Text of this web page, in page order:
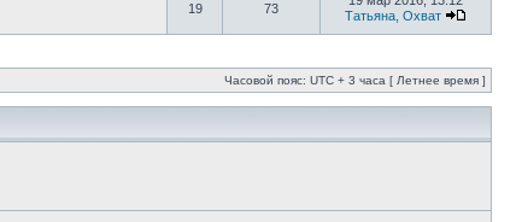
19 73
Татьяна, Охват
Часовой пояс: UTC + 3 часа [ Летнее время ]